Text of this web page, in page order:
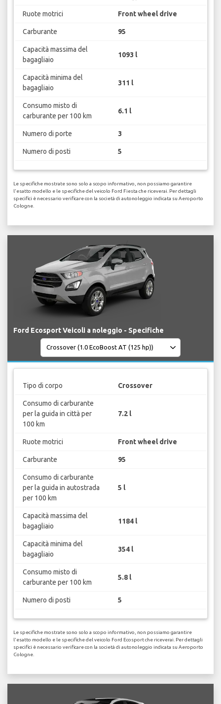
Ruote motrici Front wheel drive
Carburante 95
Capacità massima del
bagagliaio
1093 l
Capacità minima del
bagagliaio
311 l
Consumo misto di
carburante per 100 km
6.1 l
Numero di porte 3
Numero di posti 5
Le specifiche mostrate sono solo a scopo informativo, non possiamo garantire
l'esatto modello e le specifiche del veicolo Ford Fiesta che riceverai. Per dettagli
specifici è necessario verificare con la società di autonoleggio indicata su Aeroporto
Cologne.
Ford Ecosport Veicoli a noleggio - Specifiche
Tipo di corpo Crossover
Consumo di carburante
per la guida in città per
100 km
7.2 l
Ruote motrici Front wheel drive
Carburante 95
Consumo di carburante
per la guida in autostrada
per 100 km
5 l
Capacità massima del
bagagliaio
1184 l
Capacità minima del
bagagliaio
354 l
Consumo misto di
carburante per 100 km
5.8 l
Numero di posti 5
Le specifiche mostrate sono solo a scopo informativo, non possiamo garantire
l'esatto modello e le specifiche del veicolo Ford Ecosport che riceverai. Per dettagli
specifici è necessario verificare con la società di autonoleggio indicata su Aeroporto
Cologne.